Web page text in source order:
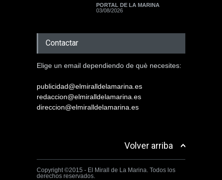
PORTAL DE LA MARINA
03/08/2026
Contactar
Elige un email dependiendo de què necesites:
publicidad@elmiralldelamarina.es
redaccion@elmiralldelamarina.es
direccion@elmiralldelamarina.es
Volver arriba
Copyright ©2015 - El Mirall de La Marina. Todos los
derechos reservados.